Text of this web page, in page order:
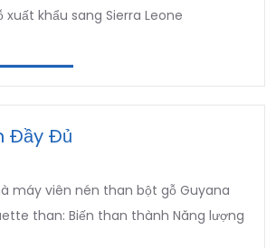
khẩu sang Sierra Leone
Đầy Đủ
máy viên nén than bột gỗ Guyana
than: Biến than thành Năng lượng